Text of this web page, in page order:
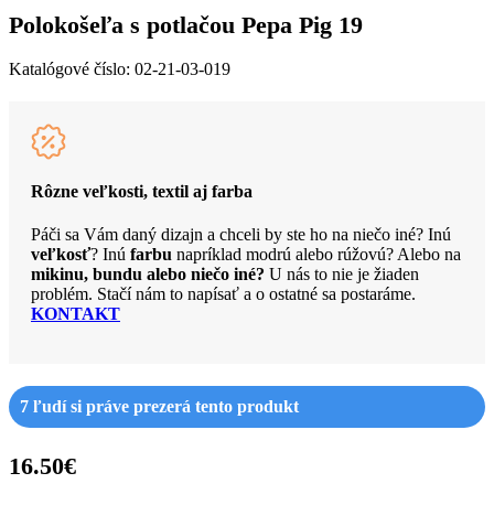
Polokošeľa s potlačou Pepa Pig 19
Katalógové číslo: 02-21-03-019
Rôzne veľkosti, textil aj farba
Páči sa Vám daný dizajn a chceli by ste ho na niečo iné? Inú
veľkosť? Inú farbu napríklad modrú alebo rúžovú? Alebo na
mikinu, bundu alebo niečo iné? U nás to nie je žiaden
problém. Stačí nám to napísať a o ostatné sa postaráme.
KONTAKT
7 ľudí si práve prezerá tento produkt
16.50€